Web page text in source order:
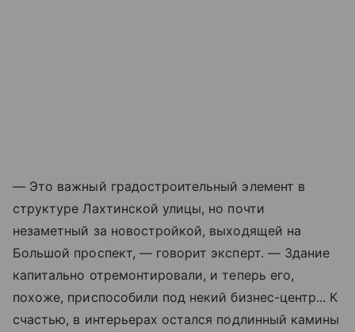
— Это важный градостроительный элемент в
структуре Лахтинской улицы, но почти
незаметный за новостройкой, выходящей на
Большой проспект, — говорит эксперт. — Здание
капитально отремонтировали, и теперь его,
похоже, приспособили под некий бизнес-центр... К
счастью, в интерьерах остался подлинный камины